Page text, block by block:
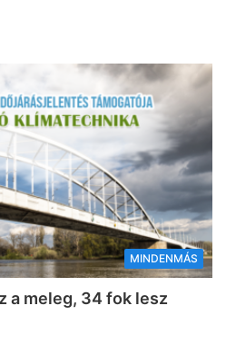
MINDENMÁS
a meleg, 34 fok lesz